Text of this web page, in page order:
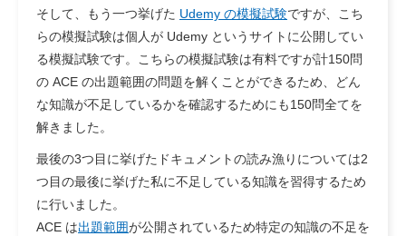
そして、もう一つ挙げた Udemy の模擬試験ですが、こち
らの模擬試験は個人が Udemy というサイトに公開してい
る模擬試験です。こちらの模擬試験は有料ですが計150問
の ACE の出題範囲の問題を解くことができるため、どん
な知識が不足しているかを確認するためにも150問全てを
解きました。
最後の3つ目に挙げたドキュメントの読み漁りについては2
つ目の最後に挙げた私に不足している知識を習得するため
に行いました。
ACE は出題範囲が公開されているため特定の知識の不足を